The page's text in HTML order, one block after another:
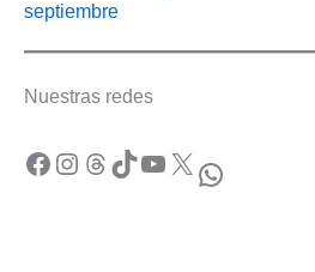
septiembre
Nuestras redes
Facebook Instagram Threads TikTok YouTube X WhatsApp